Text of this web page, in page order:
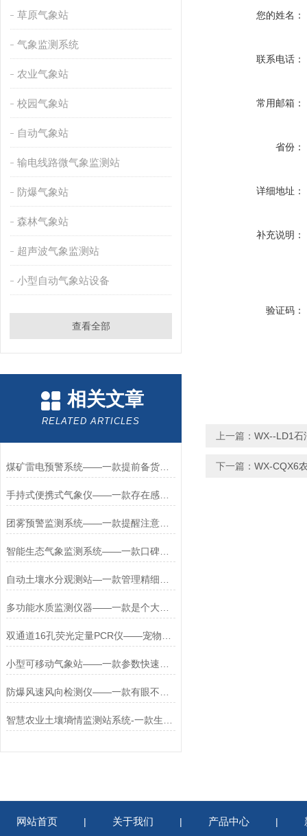
草原气象站
气象监测系统
农业气象站
校园气象站
自动气象站
输电线路微气象监测站
防爆气象站
森林气象站
超声波气象监测站
小型自动气象站设备
查看全部
相关文章
RELATED ARTICLES
煤矿雷电预警系统——一款提前备货的雷电预警监测系统2023快速发货
手持式便携式气象仪——一款存在感满满的手持气象综合观测仪
团雾预警监测系统——一款提醒注意安全的能见度监测预报系统2024全境+派送
智能生态气象监测系统——一款口碑很好的农田自动气象站2023已更新
您的姓名：
联系电话：
常用邮箱：
省份：
详细地址：
补充说明：
验证码：
上一篇： WX--LD1石
下一篇： WX-CQX6
网站首页 | 关于我们 | 产品中心 |